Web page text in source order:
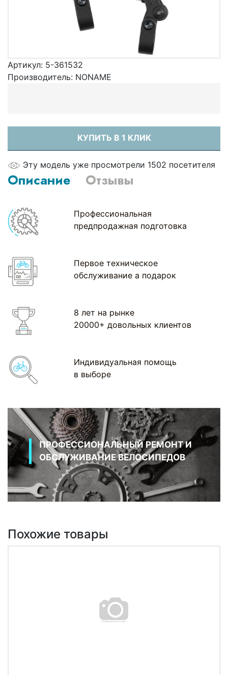
Артикул: 5-361532
Производитель: NONAME
КУПИТЬ В 1 КЛИК
Эту модель уже просмотрели 1502 посетителя
Описание Отзывы
Профессиональная
предпродажная подготовка
Первое техническое
обслуживание а подарок
8 лет на рынке
20000+ довольных клиентов
Индивидуальная помощь
в выборе
ПРОФЕССИОНАЛЬНЫЙ РЕМОНТ И
ОБСЛУЖИВАНИЕ ВЕЛОСИПЕДОВ
Похожие товары